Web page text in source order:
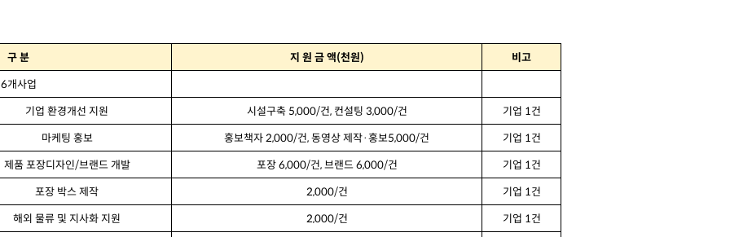
구분 지 원 금 액(천원)
비고
6개사업
기업 환경개선 지원 시설구축 5,000/건, 컨설팅 3,000/건 기업 1건
마케팅 홍보 홍보책자2,000/건,동영상제작·홍보5,000/건 기업 1건
제품 포장디자인/브랜드 개발 포장 6,000/건,브랜드 6,000/건 기업 1건
포장 박스제작 2,000/건 기업 1건
해외 물류 및 지사화 지원 2,000/건 기업 1건